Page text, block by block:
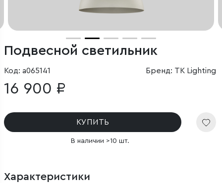
Подвесной светильник
Код: a065141 Бренд: TK Lighting
16 900 ₽
КУПИТЬ
В наличии >10 шт.
Характеристики